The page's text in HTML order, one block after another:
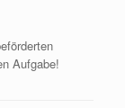
Aufgabe!